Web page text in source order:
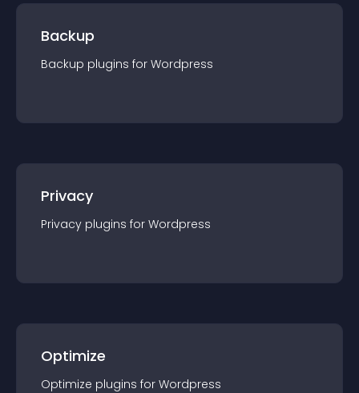
Backup
Backup plugins for Wordpress
Privacy
Privacy plugins for Wordpress
Optimize
Optimize plugins for Wordpress